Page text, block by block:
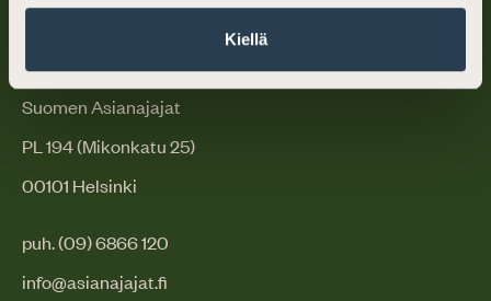
Kiellä
Suomen Asianajajat
PL 194 (Mikonkatu 25)
00101 Helsinki
puh. (09) 6866 120
info@asianajajat.fi